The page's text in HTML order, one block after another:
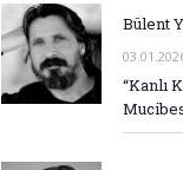
Bülent
“Kanlı